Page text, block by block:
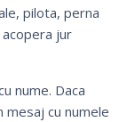
pilota, perna
jur
nume. Daca
mesaj cu numele